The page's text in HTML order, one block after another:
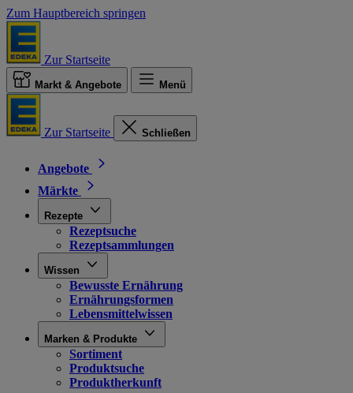
Zum Hauptbereich springen
Zur Startseite
Markt & Angebote Menü
Zur Startseite Schließen
Angebote
Märkte
Rezepte
Rezeptsuche
Rezeptsammlungen
Wissen
Bewusste Ernährung
Ernährungsformen
Lebensmittelwissen
Marken & Produkte
Sortiment
Produktsuche
Produktherkunft